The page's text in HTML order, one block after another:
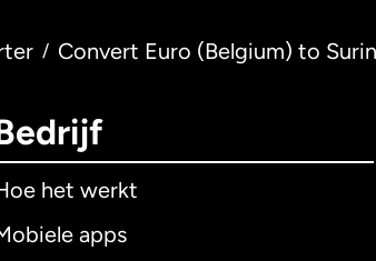
/ Convert Euro (Belgium) to
het werkt
apps